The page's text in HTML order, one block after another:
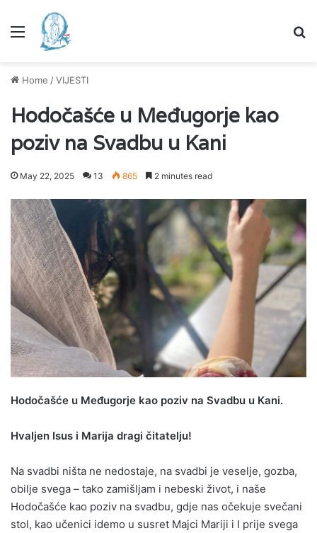
Menu
Home /VIJESTI
Hodočašće u Međugorje kao
poziv na Svadbu u Kani
May 22, 2025 13 865 2 minutes read
Hodočašće u Međugorje kao poziv na Svadbu u Kani.
Hvaljen Isus i Marija dragi čitatelju!
Na svadbi ništa ne nedostaje, na svadbi je veselje, gozba,
obilje svega – tako zamišljam i nebeski život, i naše
Hodočašće kao poziv na svadbu, gdje nas očekuje svečani
stol, kao učenici idemo u susret Majci Mariji i I prije svega